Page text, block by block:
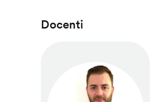
Docenti